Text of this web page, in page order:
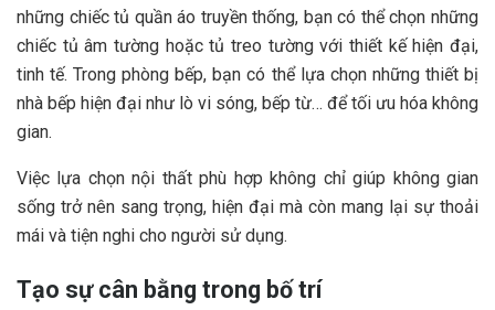
những chiếc tủ quần áo truyền thống, bạn có thể chọn những
chiếc tủ âm tường hoặc tủ treo tường với thiết kế hiện đại,
tinh tế. Trong phòng bếp, bạn có thể lựa chọn những thiết bị
nhà bếp hiện đại như lò vi sóng, bếp từ… để tối ưu hóa không
gian.
Việc lựa chọn nội thất phù hợp không chỉ giúp không gian
sống trở nên sang trọng, hiện đại mà còn mang lại sự thoải
mái và tiện nghi cho người sử dụng.
Tạo sự cân bằng trong bố trí